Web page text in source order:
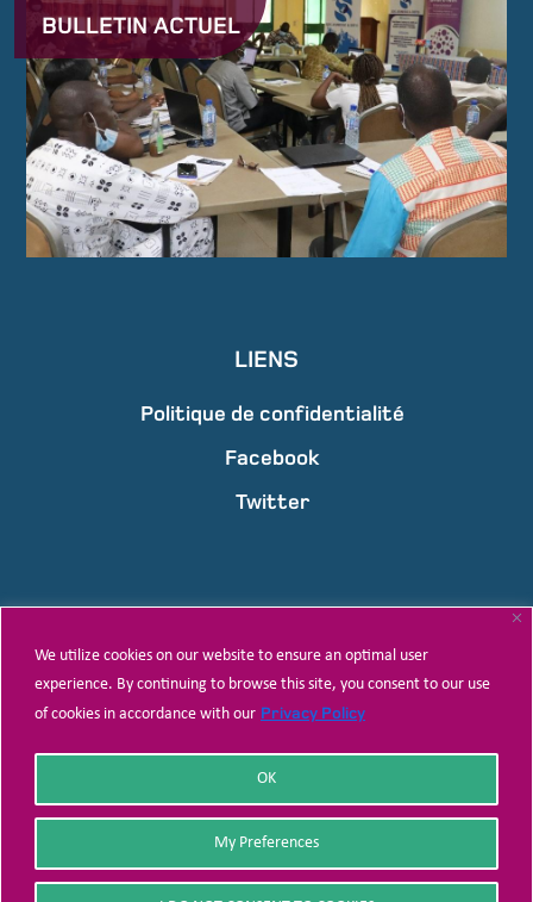
We utilize cookies on our website to ensure an optimal user
experience. By continuing to browse this site, you consent to our use
of cookies in accordance with our Privacy Policy
My Preferences
OK
BULLETIN ACTUEL
LIENS
Politique de confidentialité
Facebook
Twitter
01BP2186 Ouagadougou Burkina Faso
T +226 25 47 13 54/+226 70 12 13 92
E:info@share-net-burkinafaso.org
© 2021 Share-Net Burkina Faso • Tous droits réservés